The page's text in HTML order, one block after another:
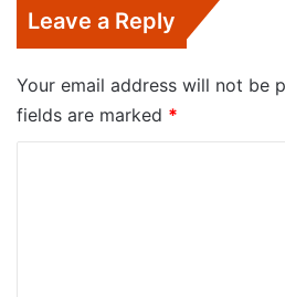
Leave a Reply
Your email address will not be
fields are marked *